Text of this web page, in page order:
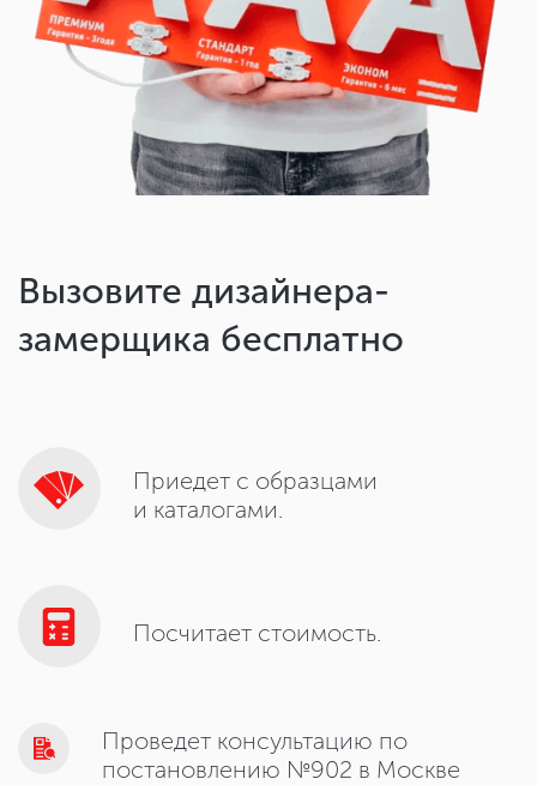
Вызовите дизайнера-
замерщика бесплатно
Приедет с образцами
и каталогами.
Посчитает стоимость.
Проведет консультацию по
постановлению №902 в Москве